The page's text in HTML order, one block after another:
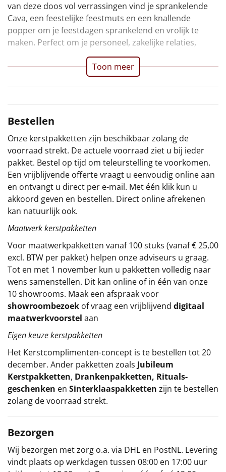
Doe het zelf
Sinterklaaspakketten
Kerstgeschenken 2026
Cadeaubon
Per stuk
Alle overige
van deze doos vol verrassingen vind je sprankelende
Cava, een feestelijke feestmuts en een knallende
popper om je feestdagen sprankelend en vrolijk te
maken. Perfect om je personeel, zakelijke relaties,
Toon meer
Bestellen
Onze kerstpakketten zijn beschikbaar zolang de
voorraad strekt. De actuele voorraad ziet u bij ieder
pakket. Bestel op tijd om teleurstelling te voorkomen.
Een vrijblijvende offerte vraagt u eenvoudig online aan
en ontvangt u direct per e-mail. Met één klik kun u
akkoord geven en bestellen. Direct online afrekenen
kan natuurlijk ook.
Maatwerk kerstpakketten
Voor maatwerkpakketten vanaf 100 stuks (vanaf € 25,00
excl. BTW per pakket) helpen onze adviseurs u graag.
Tot en met 1 november kun u pakketten volledig naar
wens samenstellen. Dit kan online of in één van onze
10 showrooms. Maak een afspraak voor
showroombezoek of vraag een vrijblijvend digitaal
maatwerkvoorstel aan
Eigen keuze kerstpakketten
Het Kerstcomplimenten-concept is te bestellen tot 20
december. Ander pakketten zoals Jubileum
Kerstpakketten, Drankenpakketten, Rituals-
geschenken en Sinterklaaspakketten zijn te bestellen
zolang de voorraad strekt.
Bezorgen
Wij bezorgen met zorg o.a. via DHL en PostNL. Levering
vindt plaats op werkdagen tussen 08:00 en 17:00 uur